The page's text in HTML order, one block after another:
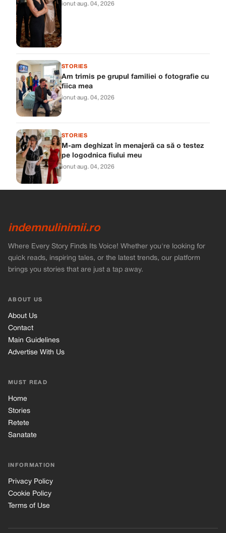
ionut·aug. 04, 2026
STORIES
Am trimis pe grupul familiei o fotografie cu
fiica mea
ionut·aug. 04, 2026
STORIES
M-am deghizat în menajeră ca să o testez
pe logodnica fiului meu
ionut·aug. 04, 2026
indemnulinimii.ro
Where Every Story Finds Its Voice! Whether you're looking for
quick reads, inspiring tales, or the latest trends, our platform
brings you stories that are just a tap away.
ABOUT US
About Us
Contact
Main Guidelines
Advertise With Us
MUST READ
Home
Stories
Retete
Sanatate
INFORMATION
Privacy Policy
Cookie Policy
Terms of Use